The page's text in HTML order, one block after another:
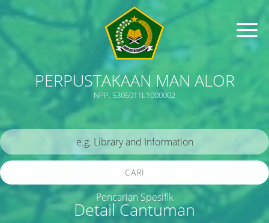
PERPUSTAKAAN MAN ALOR
NPP. 5305011L1000002
Detail Cantuman
CARI
Pencarian Spesifik